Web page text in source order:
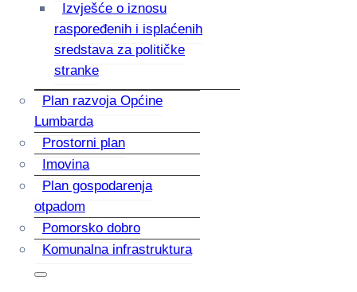
Izvješće o iznosu
raspoređenih i isplaćenih
sredstava za političke
stranke
Plan razvoja Općine
Lumbarda
Prostorni plan
Imovina
Plan gospodarenja
otpadom
Pomorsko dobro
Komunalna infrastruktura